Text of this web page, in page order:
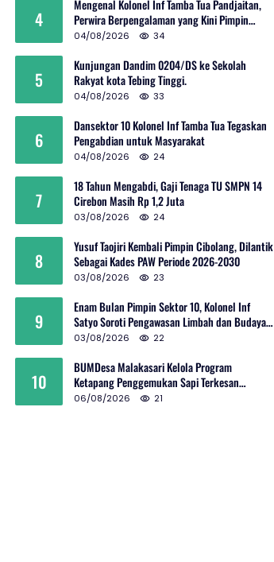
4
Mengenal Kolonel Inf Tamba Tua Pandjaitan,
Perwira Berpengalaman yang Kini Pimpin
Sektor 10 Citarum Harum
04/08/2026 34
5
Kunjungan Dandim 0204/DS ke Sekolah
Rakyat kota Tebing Tinggi.
04/08/2026 33
6
Dansektor 10 Kolonel Inf Tamba Tua Tegaskan
Pengabdian untuk Masyarakat
04/08/2026 24
7
18 Tahun Mengabdi, Gaji Tenaga TU SMPN 14
Cirebon Masih Rp 1,2 Juta
03/08/2026 24
8
Yusuf Taojiri Kembali Pimpin Cibolang, Dilantik
Sebagai Kades PAW Periode 2026-2030
03/08/2026 23
9
Enam Bulan Pimpin Sektor 10, Kolonel Inf
Satyo Soroti Pengawasan Limbah dan Budaya
Kelola Sampah
03/08/2026 22
10
BUMDesa Malakasari Kelola Program
Ketapang Penggemukan Sapi Terkesan
Simpang Siur
06/08/2026 21